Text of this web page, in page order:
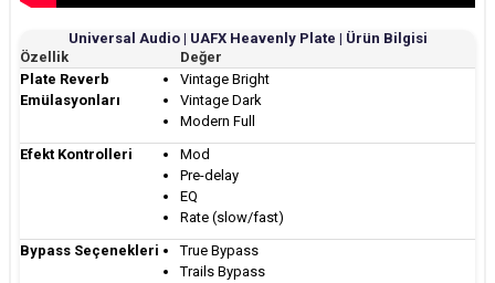
Universal Audio | UAFX Heavenly Plate | Ürün Bilgisi
Özellik
Değer
Plate Reverb
Emülasyonları
Vintage Bright
Vintage Dark
Modern Full
Efekt Kontrolleri
Mod
Pre-delay
EQ
Rate (slow/fast)
Bypass Seçenekleri
True Bypass
Trails Bypass